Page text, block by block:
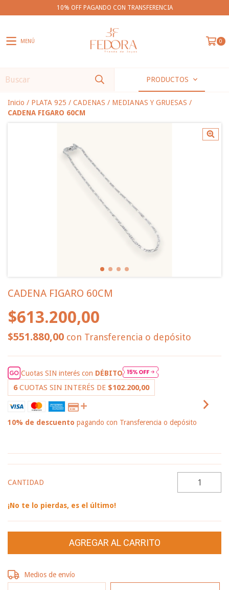
10% OFF PAGANDO CON TRANSFERENCIA
MENÚ 0
PRODUCTOS
Inicio / PLATA 925 / CADENAS / MEDIANAS Y GRUESAS /
CADENA FIGARO 60CM
CADENA FIGARO 60CM
$613.200,00
$551.880,00 con Transferencia o depósito
Cuotas SIN interés con DÉBITO
6 CUOTAS SIN INTERÉS DE $102.200,00
10% de descuento pagando con Transferencia o depósito
CANTIDAD
¡No te lo pierdas, es el último!
Entregas para el CP:
Medios de envío